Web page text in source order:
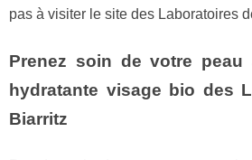
pas à visiter le site des Laboratoires
Prenez soin de votre peau
hydratante visage bio des
Biarritz